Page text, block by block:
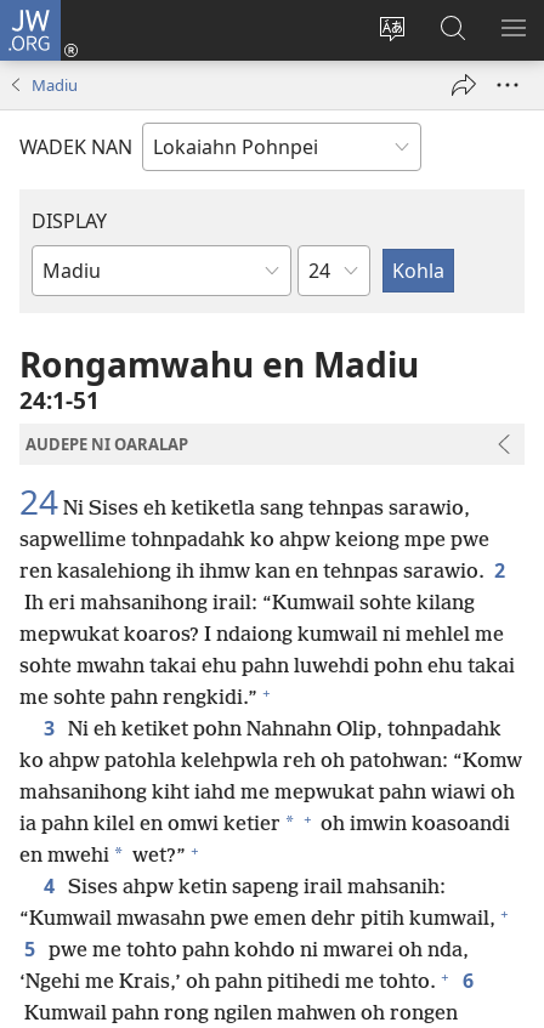
JW.ORG
Wekidala
site
Log
window)
Rapahki
JW.ORG
Madiu
WADEK NAN
DISPLAY
Bible
Chapter
Rongamwahu en Madiu
24:1-51
AUDEPE NI OARALAP
24 Ni Sises eh ketiketla sang tehnpas sarawio,
sapwellime tohnpadahk ko ahpw keiong mpe pwe
ren kasalehiong ih ihmw kan en tehnpas sarawio. 2
Ih eri mahsanihong irail: “Kumwail sohte kilang
mepwukat koaros? I ndaiong kumwail ni mehlel me
sohte mwahn takai ehu pahn luwehdi pohn ehu takai
me sohte pahn rengkidi.” +
3 Ni eh ketiket pohn Nahnahn Olip, tohnpadahk
ko ahpw patohla kelehpwla reh oh patohwan: “Komw
mahsanihong kiht iahd me mepwukat pahn wiawi oh
ia pahn kilel en omwi ketier * + oh imwin koasoandi
en mwehi * wet?” +
4 Sises ahpw ketin sapeng irail mahsanih:
“Kumwail mwasahn pwe emen dehr pitih kumwail, +
5 pwe me tohto pahn kohdo ni mwarei oh nda,
‘Ngehi me Krais,’ oh pahn pitihedi me tohto. + 6
Kumwail pahn rong ngilen mahwen oh rongen